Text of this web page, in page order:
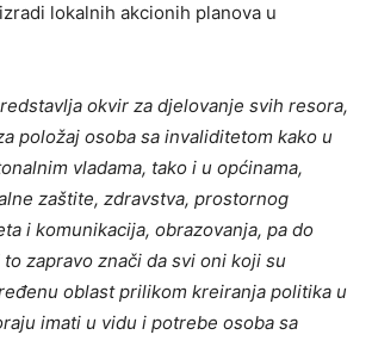
lokalnih akcionih planova u
okvir za djelovanje svih resora,
položaj osoba sa invaliditetom kako u
vladama, tako i u općinama,
zaštite, zdravstva, prostornog
i komunikacija, obrazovanja, pa do
zapravo znači da svi oni koji su
oblast prilikom kreiranja politika u
imati u vidu i potrebe osoba sa